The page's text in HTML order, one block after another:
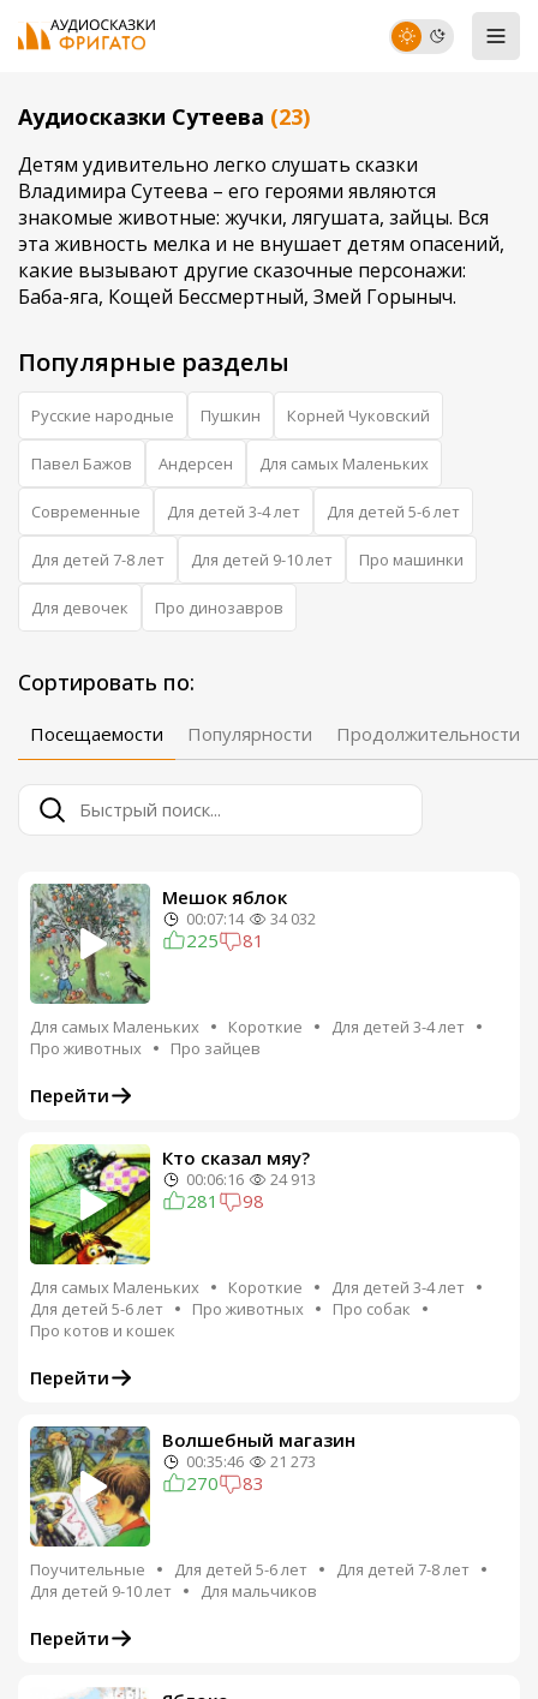
Аудиосказки Сутеева (23)
Детям удивительно легко слушать сказки
Владимира Сутеева – его героями являются
знакомые животные: жучки, лягушата, зайцы. Вся
эта живность мелка и не внушает детям опасений,
какие вызывают другие сказочные персонажи:
Баба-яга, Кощей Бессмертный, Змей Горыныч.
Популярные разделы
Русские народные Пушкин Корней Чуковский
Павел Бажов Андерсен Для самых Маленьких
Современные Для детей 3-4 лет Для детей 5-6 лет
Для детей 7-8 лет Для детей 9-10 лет Про машинки
Для девочек Про динозавров
Сортировать по:
Посещаемости Популярности Продолжительности
Мешок яблок
00:07:14 34 032
225 81
Для самых Маленьких Короткие
Для детей 3-4 лет
Про животных
Про зайцев
Перейти
Кто сказал мяу?
00:06:16 24 913
281 98
Для самых Маленьких Короткие
Для детей 3-4 лет
Для детей 5-6 лет
Про животных
Про собак
Про котов и кошек
Перейти
Волшебный магазин
00:35:46 21 273
270 83
Поучительные Для детей 5-6 лет
Для детей 7-8 лет
Для детей 9-10 лет
Для мальчиков
Перейти